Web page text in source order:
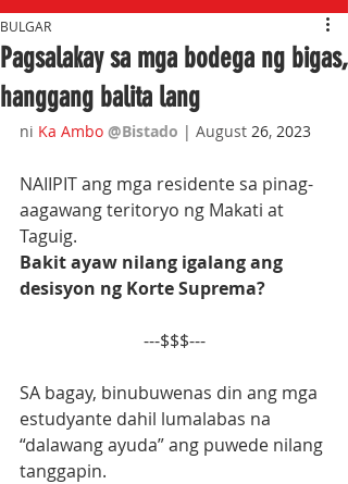
Pagsalakay sa mga bodega ng bigas,
hanggang balita lang
BULGAR
ni Ka Ambo @Bistado | August 26, 2023
NAIIPIT ang mga residente sa pinag-
aagawang teritoryo ng Makati at
Taguig.
Bakit ayaw nilang igalang ang
desisyon ng Korte Suprema?
---$$$---
SA bagay, binubuwenas din ang mga
estudyante dahil lumalabas na
“dalawang ayuda” ang puwede nilang
tanggapin.